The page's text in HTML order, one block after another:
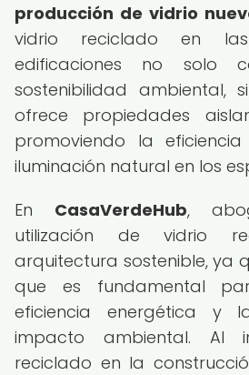
producción de vidrio
vidrio reciclado en
edificaciones no solo
sostenibilidad ambiental,
ofrece propiedades
promoviendo la
iluminación natural en los
En CasaVerdeHub,
utilización de vidrio
arquitectura sostenible, ya
que es fundamental
eficiencia energética y
impacto ambiental. Al
reciclado en la